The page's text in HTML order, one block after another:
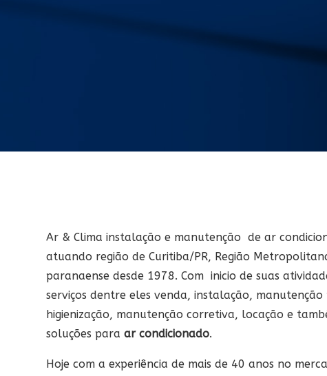
Ar & Clima instalação e manutenção de ar
atuando região de Curitiba/PR, Região
paranaense desde 1978. Com inicio de suas
serviços dentre eles venda, instalação,
higienização, manutenção corretiva, locação e
soluções paraar condicionado.
Hoje com a experiência de mais de 40 anos no